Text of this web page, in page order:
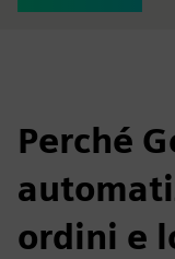
Perché
ordini e